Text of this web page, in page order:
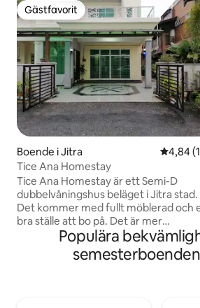
Gästfavorit
Gästfavorit
Boende i Jitra 4,84 av
4,84
Tice Ana Homestay
Tice Ana Homestay är ett Semi-D
dubbelvåningshus beläget i Jitra stad.
Det kommer med fullt möblerad och
bra ställe att bo på. Det är mer
bekvämlighet för familj och släkting
vill ha en bra vistelse för alla
de vill delta i. Platser med många
Populära